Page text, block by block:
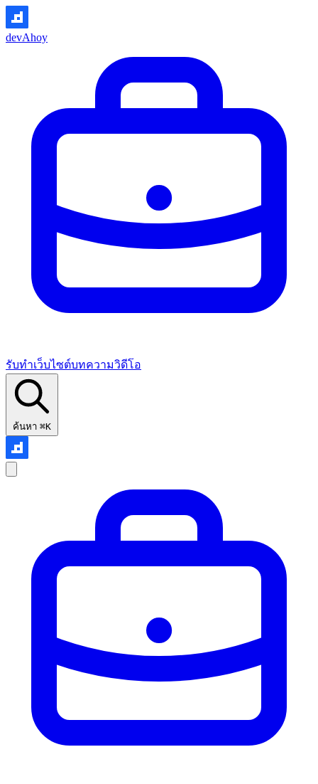
devAhoy
รับทำเว็บไซต์บทความวิดีโอ
ค้นหา ⌘K